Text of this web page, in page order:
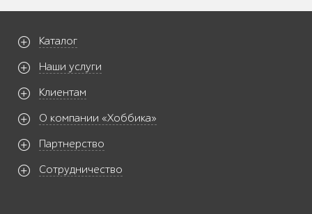
Каталог
Наши услуги
Клиентам
О компании «Хоббика»
Партнерство
Сотрудничество